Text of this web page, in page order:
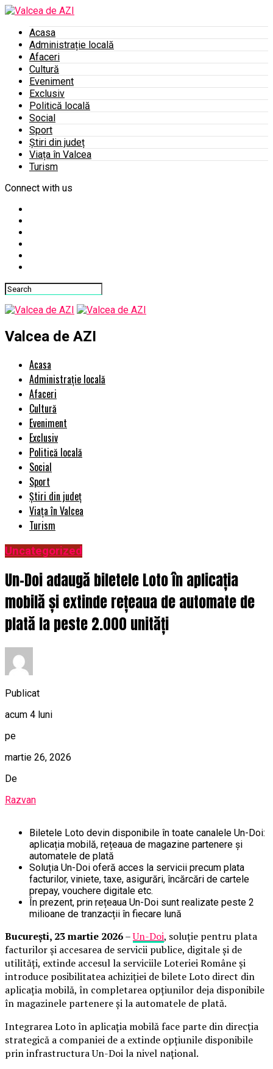
Acasa
Administrație locală
Afaceri
Cultură
Eveniment
Exclusiv
Politică locală
Social
Sport
Știri din județ
Viața în Valcea
Turism
Connect with us
Valcea de AZI
Acasa
Administrație locală
Afaceri
Cultură
Eveniment
Exclusiv
Politică locală
Social
Sport
Știri din județ
Viața în Valcea
Turism
Uncategorized
Un-Doi adaugă biletele Loto în aplicația
mobilă și extinde rețeaua de automate de
plată la peste 2.000 unități
Publicat
acum 4 luni
pe
martie 26, 2026
De
Razvan
Biletele Loto devin disponibile în toate canalele Un-Doi:
aplicația mobilă, rețeaua de magazine partenere și
automatele de plată
Soluția Un-Doi oferă acces la servicii precum plata
facturilor, viniete, taxe, asigurări, încărcări de cartele
prepay, vouchere digitale etc.
În prezent, prin rețeaua Un-Doi sunt realizate peste 2
milioane de tranzacții în fiecare lună
București, 23 martie 2026–Un-Doi, soluție pentru plata
facturilor și accesarea de servicii publice, digitale și de
utilități, extinde accesul la serviciile Loteriei Române și
introduce posibilitatea achiziției de bilete Loto direct din
aplicația mobilă, în completarea opțiunilor deja disponibile
în magazinele partenere și la automatele de plată.
Integrarea Loto în aplicația mobilă face parte din direcția
strategică a companiei de a extinde opțiunile disponibile
prin infrastructura Un-Doi la nivel național.